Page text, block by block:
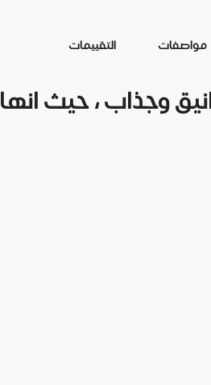
مواصفات التقييمات
وجذاب ، حيث انها